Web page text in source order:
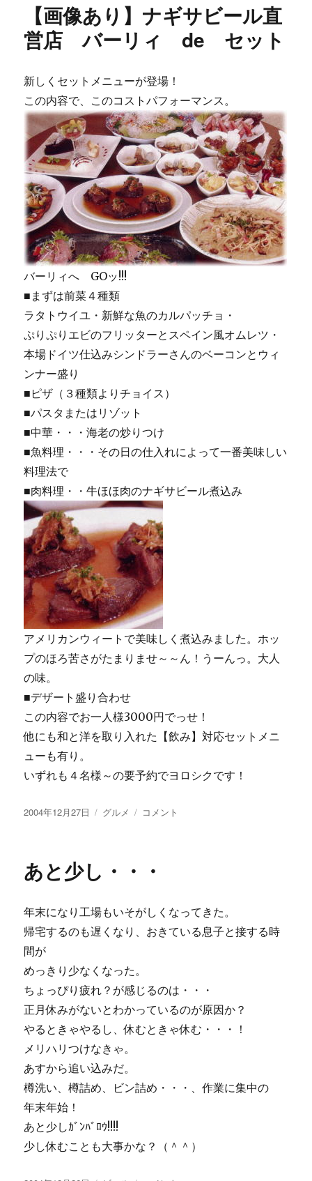
ー
に
【画像あり】ナギサビール直
営店 バーリィ de セット
新しくセットメニューが登場！
この内容で、このコストパフォーマンス。
バーリィへ GOッ!!!
■まずは前菜４種類
ラタトウイユ・新鮮な魚のカルパッチョ・
ぷりぷりエビのフリッターとスペイン風オムレツ・
本場ドイツ仕込みシンドラーさんのベーコンとウィ
ンナー盛り
■ピザ（３種類よりチョイス）
■パスタまたはリゾット
■中華・・・海老の炒りつけ
■魚料理・・・その日の仕入れによって一番美味しい
料理法で
■肉料理・・牛ほほ肉のナギサビール煮込み
アメリカンウィートで美味しく煮込みました。ホッ
プのほろ苦さがたまりませ～～ん！うーんっ。大人
の味。
■デザート盛り合わせ
この内容でお一人様3000円でっせ！
他にも和と洋を取り入れた【飲み】対応セットメニ
ューも有り。
いずれも４名様～の要予約でヨロシクです！
投
2004年12月27日
カ
グルメ
【画
ビ
ー
店
ー
リ
ッ
コメント
あと少し・・・
年末になり工場もいそがしくなってきた。
帰宅するのも遅くなり、おきている息子と接する時
間が
めっきり少なくなった。
ちょっぴり疲れ？が感じるのは・・・
正月休みがないとわかっているのが原因か？
やるときゃやるし、休むときゃ休む・・・！
メリハリつけなきゃ。
あすから追い込みだ。
樽洗い、樽詰め、ビン詰め・・・、作業に集中の
年末年始！
あと少しｶﾞﾝﾊﾞﾛｳ!!!!
少し休むことも大事かな？（＾＾）